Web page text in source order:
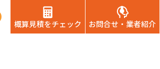
概算見積をチェック お問合せ・業者紹介